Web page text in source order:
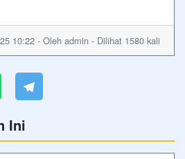
10:22 - Oleh admin - Dilihat 1580 kali
Ini